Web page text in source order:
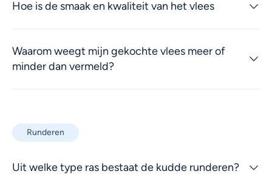
Hoe is de smaak en kwaliteit van het vlees
Waarom weegt mijn gekochte vlees meer of
minder dan vermeld?
Runderen
Uit welke type ras bestaat de kudde runderen?